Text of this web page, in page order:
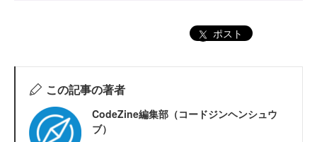
ポスト
この記事の著者
CodeZine編集部（コードジンヘンシュウ
ブ）